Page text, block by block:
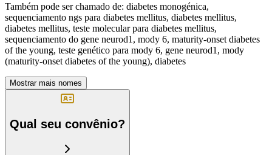
Também pode ser chamado de: diabetes monogénica,
sequenciamento ngs para diabetes mellitus, diabetes mellitus,
diabetes mellitus, teste molecular para diabetes mellitus,
sequenciamento do gene neurod1, mody 6, maturity-onset diabetes
of the young, teste genético para mody 6, gene neurod1, mody
(maturity-onset diabetes of the young), diabetes
Mostrar mais nomes
Qual seu convênio?